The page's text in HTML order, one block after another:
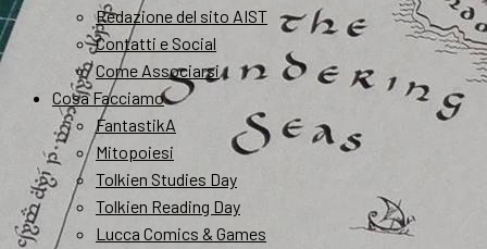
Redazione del sito AIST
Contatti e Social
Come Associarsi
Cosa Facciamo
FantastikA
Mitopoiesi
Tolkien Studies Day
Tolkien Reading Day
Lucca Comics & Games